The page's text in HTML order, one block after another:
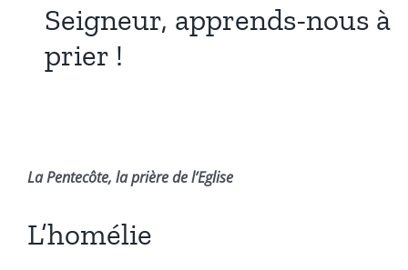
Seigneur, apprends-nous à
prier !
La Pentecôte, la prière de l’Eglise
L’homélie